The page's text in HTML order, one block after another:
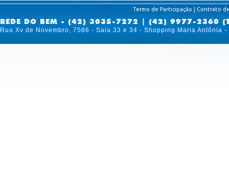
Termo de Participação Contrato
REDE DO BEM - (42) 3035-7272 | (42) 9977-2360
Rua Xv de Novembro, 7566 - Sala 33 e 34 - Shopping Maria Antônia -